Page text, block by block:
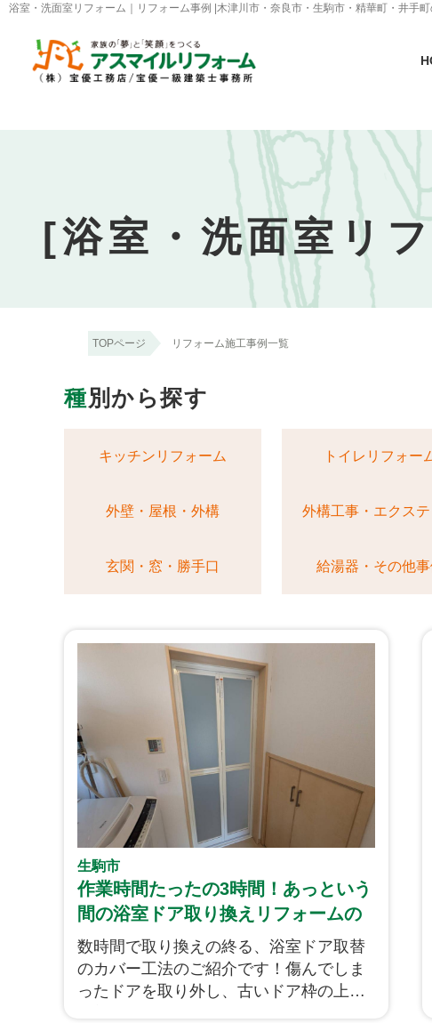
浴室・洗面室リフォーム｜リフォーム事例 |木津川市・奈良市・生駒市・精華町・井手
[浴室・洗面室リ
TOPページ リフォーム施工事例一覧
種別から探す
キッチンリフォーム トイレリフォー
外壁・屋根・外構 外構工事・エクス
玄関・窓・勝手口 給湯器・その他事
生駒市
作業時間たったの3時間！あっという
間の浴室ドア取り換えリフォームの
ご紹介です
数時間で取り換えの終る、浴室ドア取替
のカバー工法のご紹介です！傷んでしま
ったドアを取り外し、古いドア枠の上か